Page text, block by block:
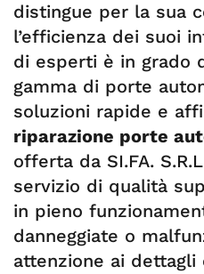
distingue per la sua
l’efficienza dei suoi
di esperti è in grado
gamma di porte
soluzioni rapide e
riparazione porte
offerta da SI.FA.
servizio di qualità
in pieno
danneggiate o
attenzione ai